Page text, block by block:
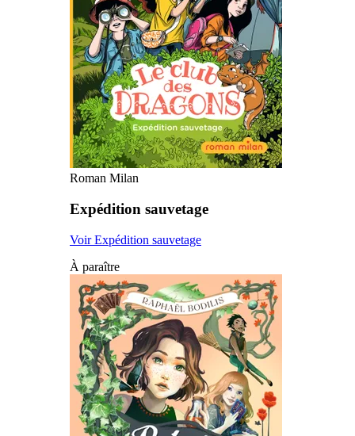
Roman Milan
Expédition sauvetage
Voir Expédition sauvetage
À paraître